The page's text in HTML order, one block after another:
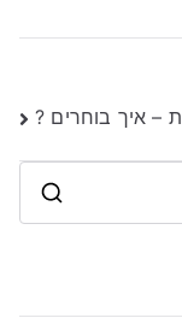
– איך בוחרים ?